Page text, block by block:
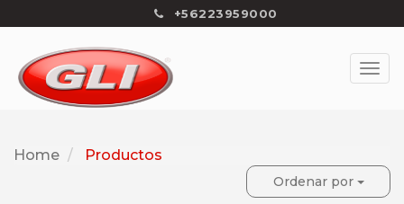
+56223959000
Home Productos
Ordenar por